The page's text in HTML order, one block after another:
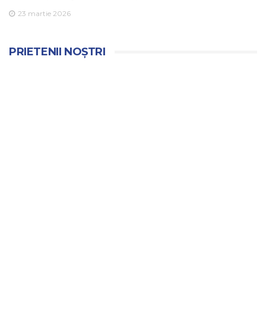
23 martie 2026
PRIETENII NOȘTRI